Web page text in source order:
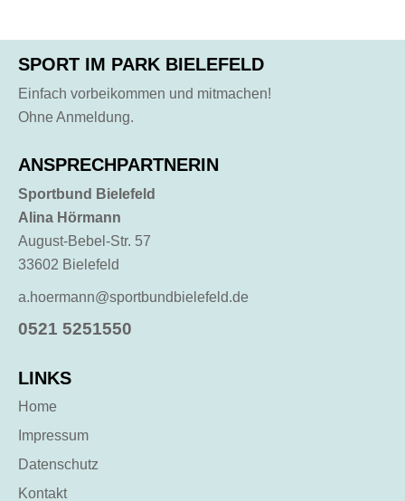
SPORT IM PARK BIELEFELD
Einfach vorbeikommen und mitmachen!
Ohne Anmeldung.
ANSPRECHPARTNERIN
Sportbund Bielefeld
Alina Hörmann
August-Bebel-Str. 57
33602 Bielefeld
a.hoermann@sportbundbielefeld.de
0521 5251550
LINKS
Home
Impressum
Datenschutz
Kontakt